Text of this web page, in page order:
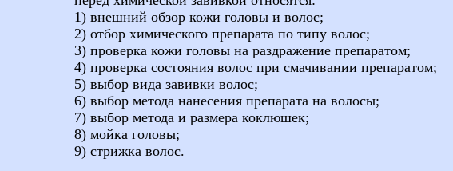
1) внешний обзор кожи головы и волос;
2) отбор химического препарата по типу волос;
3) проверка кожи головы на раздражение препаратом;
4) проверка состояния волос при смачивании препаратом;
5) выбор вида завивки волос;
6) выбор метода нанесения препарата на волосы;
7) выбор метода и размера коклюшек;
8) мойка головы;
9) стрижка волос.